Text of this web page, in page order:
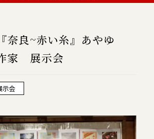
内
て
ついて
ア実績
奈良~赤い糸』あやゆ
家 展示会
示会